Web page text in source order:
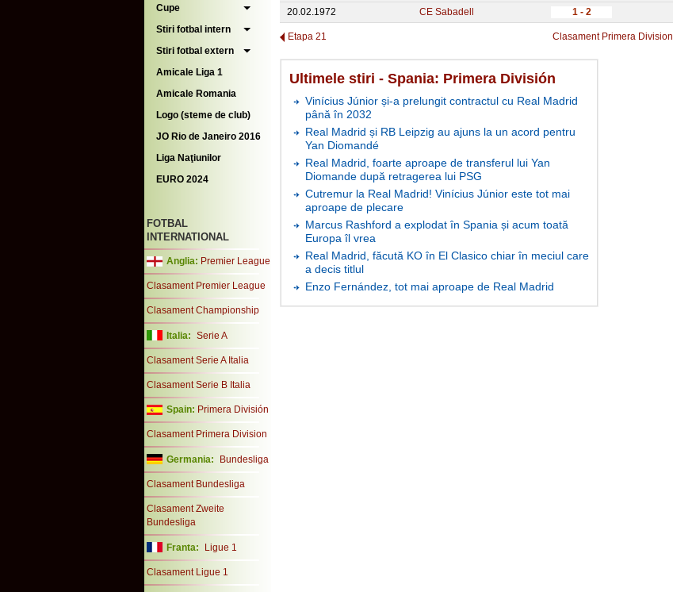
Cupe
Stiri fotbal intern
Stiri fotbal extern
Amicale Liga 1
Amicale Romania
Logo (steme de club)
JO Rio de Janeiro 2016
Liga Naţiunilor
EURO 2024
FOTBAL
INTERNATIONAL
Anglia: Premier League
Clasament Premier League
Clasament Championship
Italia: Serie A
Clasament Serie A Italia
Clasament Serie B Italia
Spain: Primera División
Clasament Primera Division
Germania: Bundesliga
Clasament Bundesliga
Clasament Zweite
Bundesliga
Franta: Ligue 1
Clasament Ligue 1
20.02.1972
CE Sabadell 1 - 2
Etapa 21 Clasament Primera Division
Ultimele stiri - Spania: Primera División
Vinícius Júnior și-a prelungit contractul cu Real Madrid
până în 2032
Real Madrid și RB Leipzig au ajuns la un acord pentru
Yan Diomandé
Real Madrid, foarte aproape de transferul lui Yan
Diomande după retragerea lui PSG
Cutremur la Real Madrid! Vinícius Júnior este tot mai
aproape de plecare
Marcus Rashford a explodat în Spania și acum toată
Europa îl vrea
Real Madrid, făcută KO în El Clasico chiar în meciul care
a decis titlul
Enzo Fernández, tot mai aproape de Real Madrid